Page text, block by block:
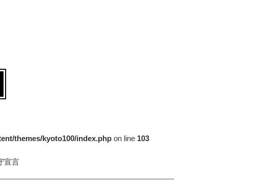
themes/kyoto100/index.php on line 103
宣言